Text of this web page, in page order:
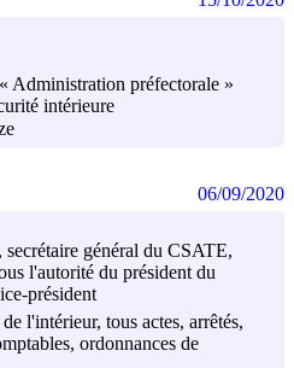
Administration préfectorale »
intérieure
général du CSATE,
l'autorité du président du
président
l'intérieur, tous actes, arrêtés,
ordonnances de
06/09/2020